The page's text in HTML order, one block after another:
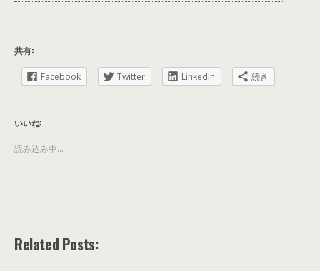
共有:
Facebook Twitter LinkedIn 続き
いいね:
読み込み中...
Related Posts: